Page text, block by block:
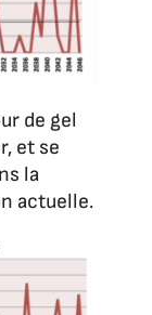
de gel
et se
la
actuelle.